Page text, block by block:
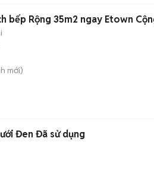
bếp Rộng 35m2 ngay Etown
mới)
Đen Đã sử dụng